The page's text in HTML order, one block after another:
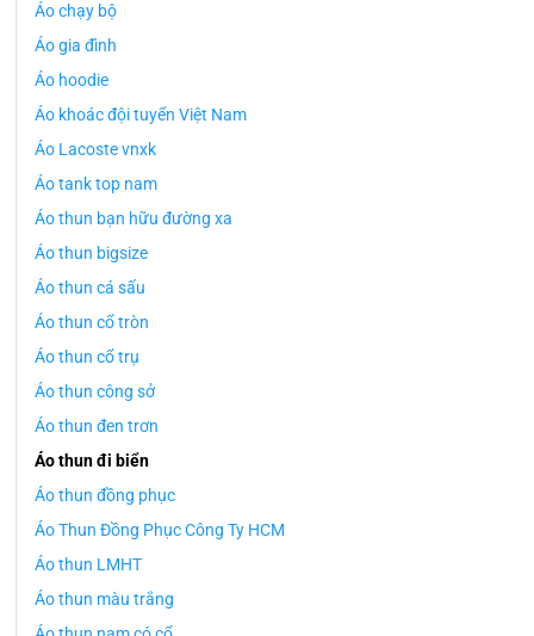
Áo chạy bộ
Áo gia đình
Áo hoodie
Áo khoác đội tuyển Việt Nam
Áo Lacoste vnxk
Áo tank top nam
Áo thun bạn hữu đường xa
Áo thun bigsize
Áo thun cá sấu
Áo thun cổ tròn
Áo thun cổ trụ
Áo thun công sở
Áo thun đen trơn
Áo thun đi biển
Áo thun đồng phục
Áo Thun Đồng Phục Công Ty HCM
Áo thun LMHT
Áo thun màu trắng